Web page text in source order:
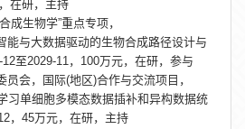
在研，主持
成生物学”重点专项，
能与大数据驱动的生物合成路径设计与
至2029-11，100万元，在研，参与
会，国际(地区)合作与交流项目，
习单细胞多模态数据插补和异构数据统
，45万元，在研，主持